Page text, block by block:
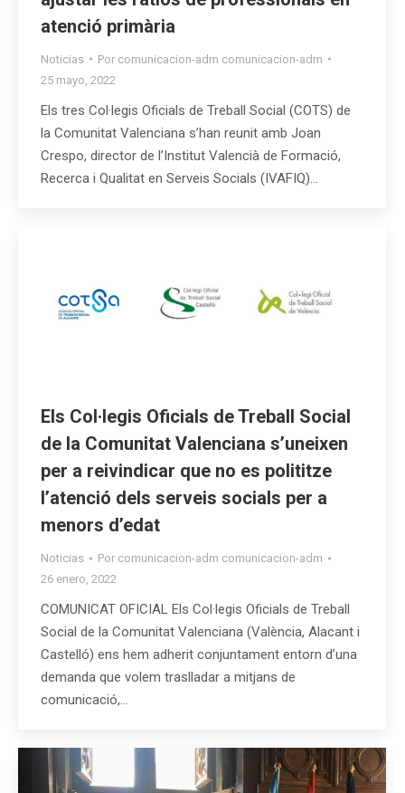
atenció primària
Noticias Por comunicacion-adm comunicacion-adm
25 mayo, 2022
Els tres Col·legis Oficials de Treball Social (COTS) de
la Comunitat Valenciana s’han reunit amb Joan
Crespo, director de l’Institut Valencià de Formació,
Recerca i Qualitat en Serveis Socials (IVAFIQ)…
Els Col·legis Oficials de Treball Social
de la Comunitat Valenciana s’uneixen
per a reivindicar que no es polititze
l’atenció dels serveis socials per a
menors d’edat
Noticias Por comunicacion-adm comunicacion-adm
26 enero, 2022
COMUNICAT OFICIAL Els Col·legis Oficials de Treball
Social de la Comunitat Valenciana (València, Alacant i
Castelló) ens hem adherit conjuntament entorn d’una
demanda que volem traslladar a mitjans de
comunicació,…